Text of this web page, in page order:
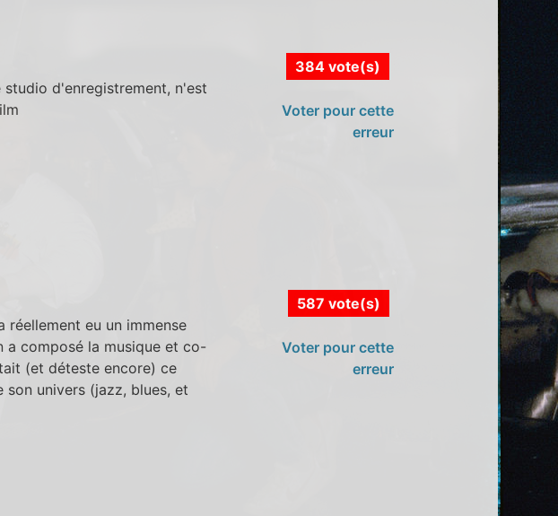
studio d'enregistrement, n'est
384 vote(s)
Voter pour cette
erreur
réellement eu un immense
a composé la musique et co-
(et déteste encore) ce
univers (jazz, blues, et
587 vote(s)
Voter pour cette
erreur